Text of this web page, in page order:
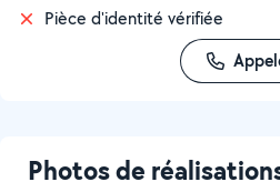
Pièce d'identité vérifiée
Photos de